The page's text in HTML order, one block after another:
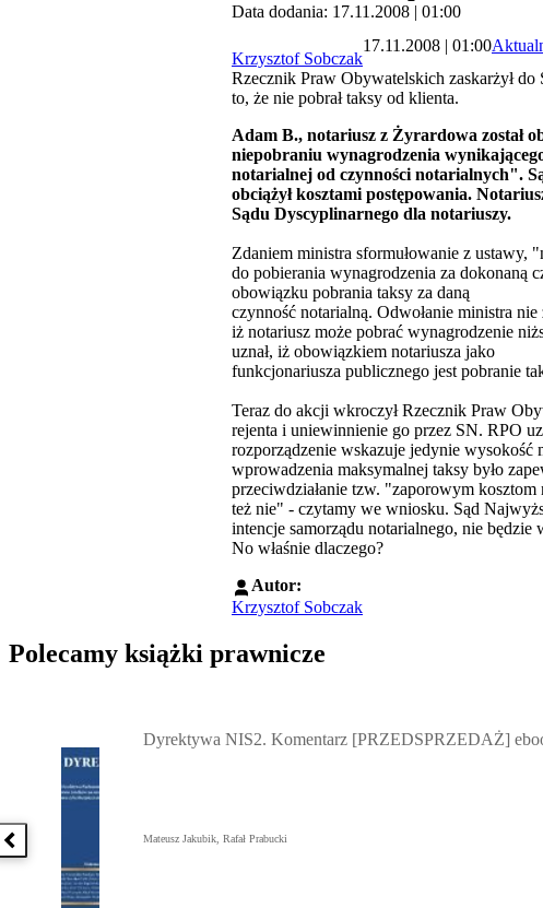
Data dodania: 17.11.2008 | 01:00
Krzysztof Sobczak
17.11.2008 | 01:00
Rzecznik Praw Obywatelskich zaskarżył
to, że nie pobrał taksy od klienta.
Adam B., notariusz z Żyrardowa został
niepobraniu wynagrodzenia
notarialnej od czynności notarialnych".
obciążył kosztami postępowania.
Sądu Dyscyplinarnego dla notariuszy.
Zdaniem ministra sformułowanie z ustawy,
do pobierania wynagrodzenia za dokonaną
obowiązku pobrania taksy za daną
czynność notarialną. Odwołanie ministra
iż notariusz może pobrać wynagrodzenie
uznał, iż obowiązkiem notariusza jako
funkcjonariusza publicznego jest pobranie
Teraz do akcji wkroczył Rzecznik Praw
rejenta i uniewinnienie go przez SN. RPO
rozporządzenie wskazuje jedynie
wprowadzenia maksymalnej taksy było
przeciwdziałanie tzw. "zaporowym
też nie" - czytamy we wniosku. Sąd
intencje samorządu notarialnego, nie będzie
No właśnie dlaczego?
Autor:
Krzysztof Sobczak
Polecamy książki prawnicze
Poprzednia książka
Dyrektywa NIS2. Komentarz [PRZEDSPRZEDAŻ]
Mateusz Jakubik, Rafał Prabucki